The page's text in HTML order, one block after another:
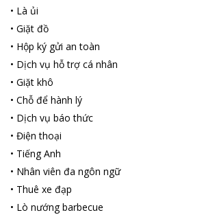
• Là ủi
• Giặt đồ
• Hộp ký gửi an toàn
• Dịch vụ hỗ trợ cá nhân
• Giặt khô
• Chỗ để hành lý
• Dịch vụ báo thức
• Điện thoại
• Tiếng Anh
• Nhân viên đa ngôn ngữ
• Thuê xe đạp
• Lò nướng barbecue